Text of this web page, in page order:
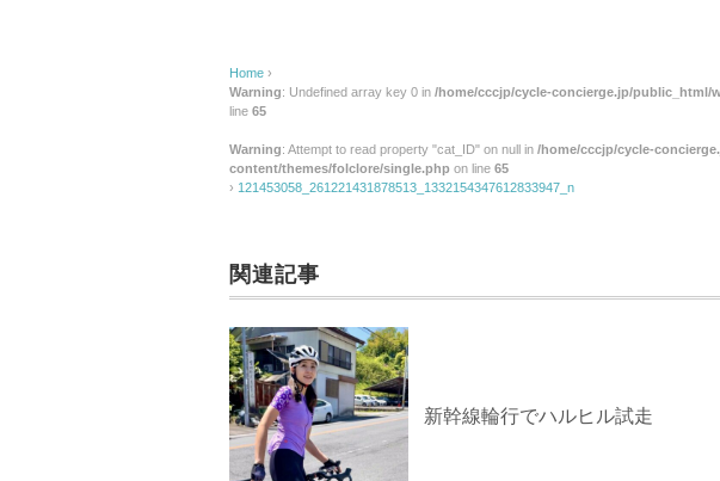
Home ›
Warning: Undefined array key 0 in /home/cccjp/cycle-concierge.jp/
line 65
Warning: Attempt to read property "cat_ID" on null in /home/cccjp/cycle-
content/themes/folclore/single.php on line 65
› 121453058_261221431878513_1332154347612833947_n
関連記事
新幹線輪行でハルヒル試走